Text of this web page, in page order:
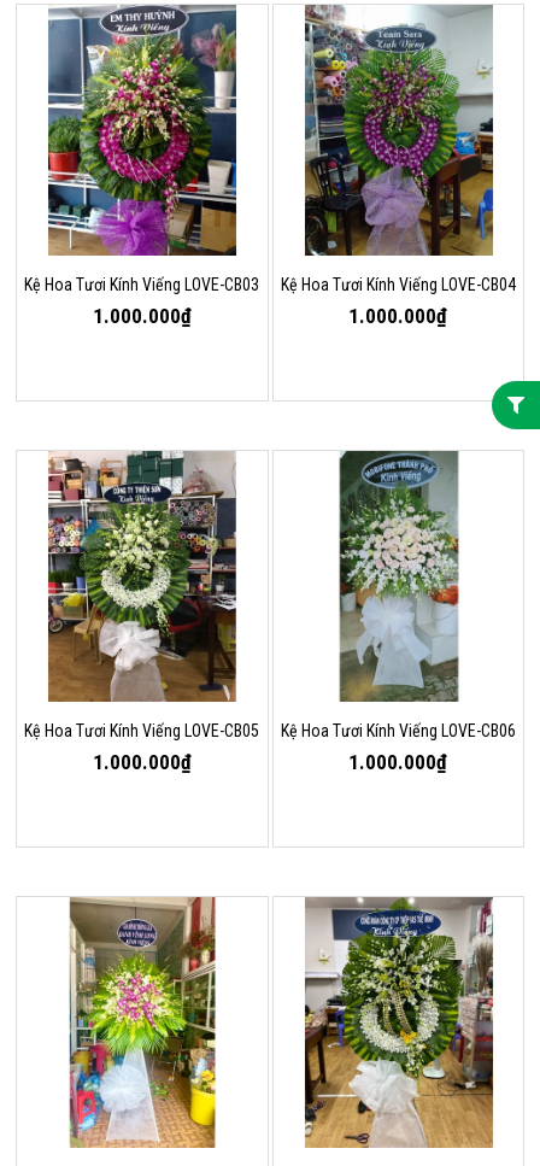
Kệ Hoa Tươi Kính Viếng LOVE-CB03
1.000.000₫
Kệ Hoa Tươi Kính Viếng LOVE-CB04
1.000.000₫
Kệ Hoa Tươi Kính Viếng LOVE-CB05
1.000.000₫
Kệ Hoa Tươi Kính Viếng LOVE-CB06
1.000.000₫